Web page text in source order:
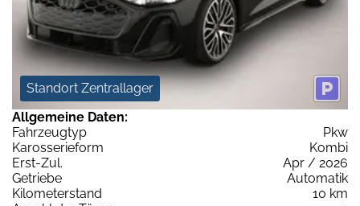
Standort Zentrallager
Allgemeine Daten:
Fahrzeugtyp
Pkw
Karosserieform
Kombi
Erst-Zul.
Apr / 2026
Getriebe
Automatik
Kilometerstand
10 km